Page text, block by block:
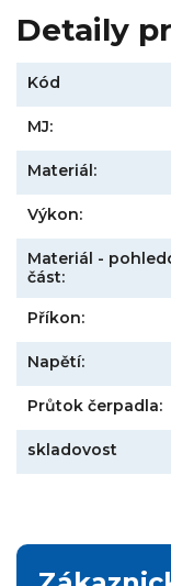
Detaily
Kód
MJ:
Materiál:
Výkon:
Materiál -
část:
Příkon:
Napětí:
Průtok čerpadla:
skladovost